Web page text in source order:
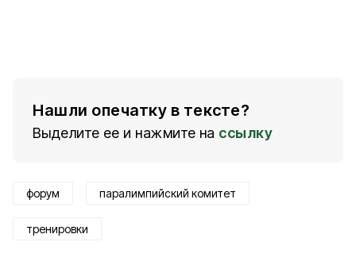
Нашли опечатку в тексте?
Выделите ее и нажмите на ссылку
форум паралимпийский комитет
тренировки